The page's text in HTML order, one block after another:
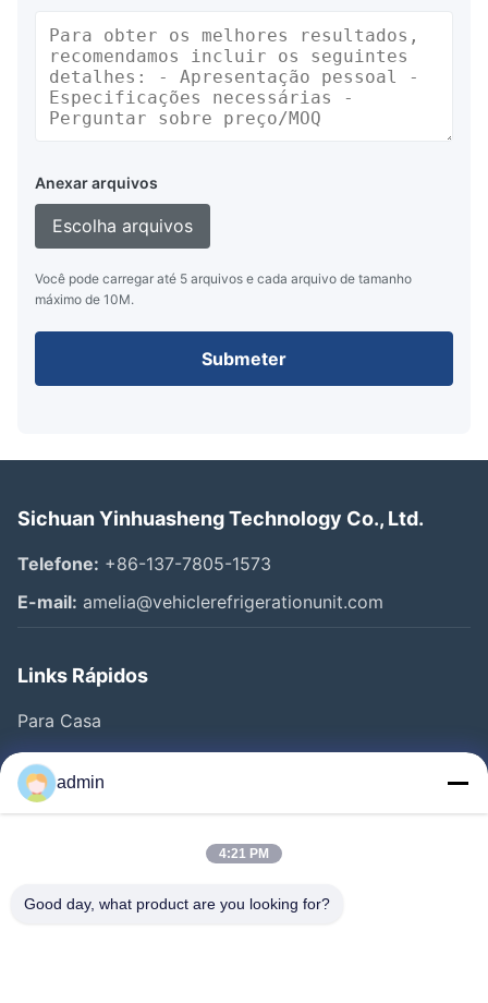
Anexar arquivos
Escolha arquivos
Você pode carregar até 5 arquivos e cada arquivo de tamanho
máximo de 10M.
Submeter
Sichuan Yinhuasheng Technology Co., Ltd.
Telefone: +86-137-7805-1573
E-mail: amelia@vehiclerefrigerationunit.com
Links Rápidos
Para Casa
Produtos
Vídeos
Controle De Qualidade
admin
4:21 PM
Good day, what product are you looking for?